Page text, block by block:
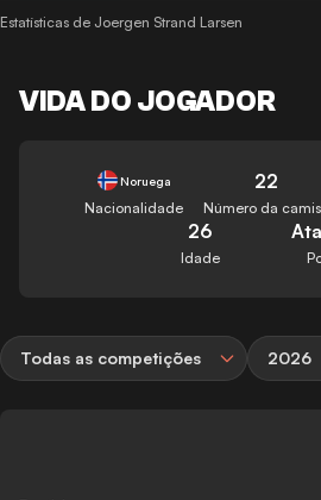
Estatísticas de Joergen Strand Larsen
VIDA DO JOGADOR
Noruega
Nacionalidade
22
Número da
26
Idade
Todas as competições 2026